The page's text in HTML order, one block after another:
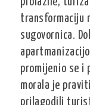
transformaciju
sugovornica.
promijenio se i
morala je
prilagodili